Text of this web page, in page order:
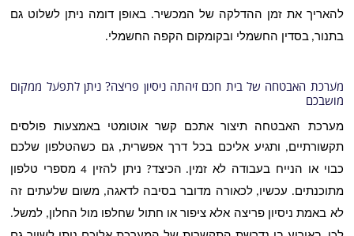
להאריך את זמן ההדלקה של המכשיר. באופן דומה ניתן לשלוט גם
בתנור,בסדין החשמלי ובקומקום הקפה החשמלי.
מערכת האבטחה של בית חכם זיהתה ניסיון פריצה? ניתן לתפעל ממקום
מושבכם
מערכת האבטחה תיצור אתכם קשר אוטומטי באמצעות פולסים
תקשורתיים, ותגיע אליכם בכל דרך אפשרית, גם כשהטלפון שלכם
כבוי או הנייח בעבודה לא זמין. הכיצד? ניתן להזין 4 מספרי טלפון
מתוכנתים. עכשיו,לכאורה מדובר בסיבה לדאגה, משום שלעתים זה
לא באמת ניסיון פריצה אלא ציפור או חתול שחלפו מול החלון, למשל.